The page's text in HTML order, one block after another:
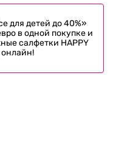
для детей до 40%»
в одной покупке и
салфетки HAPPY
онлайн!